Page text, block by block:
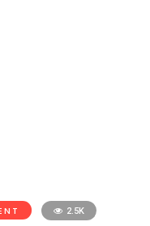
2.5K